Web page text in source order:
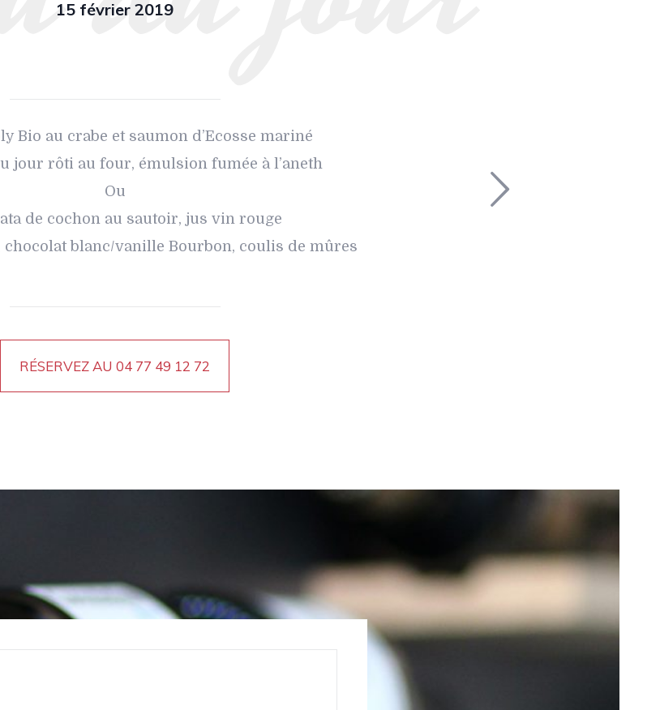
15 février 2019
Bio au crabe et saumon d’Ecosse mariné
jour rôti au four, émulsion fumée à l’aneth
Ou
de cochon au sautoir, jus vin rouge
chocolat blanc/vanille Bourbon, coulis de mûres
RÉSERVEZ AU04 77 49 12 72